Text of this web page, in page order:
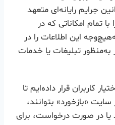
جرایم رایانه‌ای متعهد
تمام امکاناتی که در
این اطلاعات را در
به‌منظور تبلیغات یا خدمات
کاربران قرار داده‌ایم تا
«بازخورد» بتوانند،
یا در صورت درخواست، برای